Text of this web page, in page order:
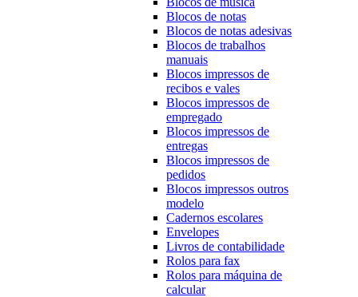
Blocos de notas
Blocos de notas adesivas
Blocos de trabalhos
manuais
Blocos impressos de
recibos e vales
Blocos impressos de
empregado
Blocos impressos de
entregas
Blocos impressos de
pedidos
Blocos impressos outros
modelo
Cadernos escolares
Envelopes
Livros de contabilidade
Rolos para fax
Rolos para máquina de
calcular